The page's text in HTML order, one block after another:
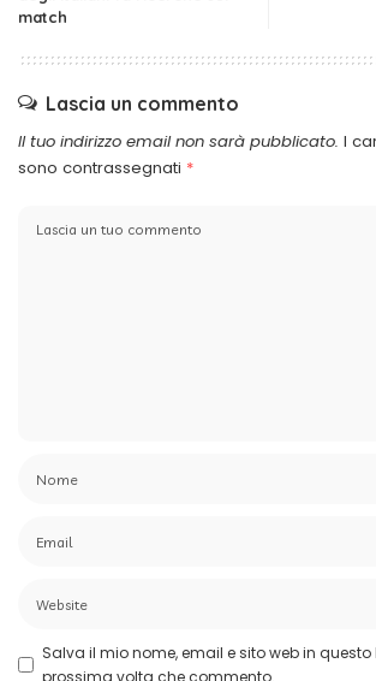
match
Lascia un commento
Il tuo indirizzo email non sarà pubblicato. I
sono contrassegnati *
Salva il mio nome, email e sito web in questo
prossima volta che commento.